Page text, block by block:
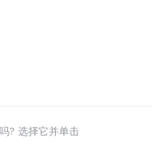
? 选择它并单击